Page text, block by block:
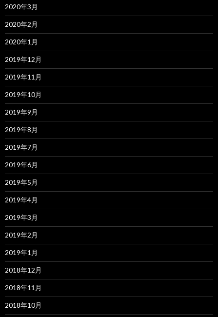
2020年3月
2020年2月
2020年1月
2019年12月
2019年11月
2019年10月
2019年9月
2019年8月
2019年7月
2019年6月
2019年5月
2019年4月
2019年3月
2019年2月
2019年1月
2018年12月
2018年11月
2018年10月